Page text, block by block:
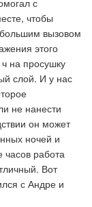
с
чтобы
вызовом
этого
на просушку
слой. И у нас
не нанести
он может
ночей и
работа
Вот
с Андре и